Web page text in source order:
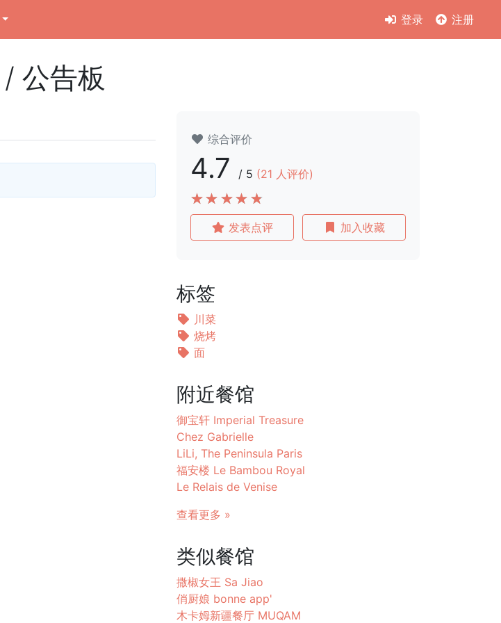
登录 注册
/ 公告板
综合评价
4.7 / 5 (21 人评价)
发表点评 加入收藏
标签
川菜
烧烤
面
附近餐馆
御宝轩 Imperial Treasure
Chez Gabrielle
LiLi, The Peninsula Paris
福安楼 Le Bambou Royal
Le Relais de Venise
查看更多 »
类似餐馆
撒椒女王 Sa Jiao
俏厨娘 bonne app'
木卡姆新疆餐厅 MUQAM